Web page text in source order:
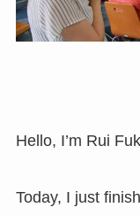
Hello, I’m Rui
Today, I just